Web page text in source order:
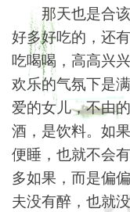
那天也是合
好多好吃的，还
吃喝喝，高高兴
欢乐的气氛下是
爱的女儿，不由
酒，是饮料。如
便睡，也就不会
多如果，而是偏
夫没有醉，也就